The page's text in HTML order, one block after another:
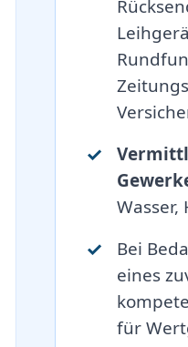
Wasser,
Bei
eines
für